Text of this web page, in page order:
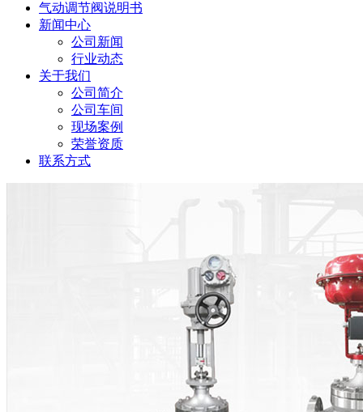
气动调节阀说明书
新闻中心
公司新闻
行业动态
关于我们
公司简介
公司车间
现场案例
荣誉资质
联系方式